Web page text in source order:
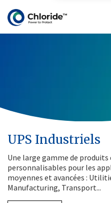
UPS Industriels
Une large gamme de
personnalisables pour les
moyennes et avancées :
Manufacturing, Transport...